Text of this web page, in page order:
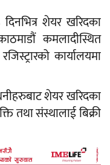
शेयर खरिदका
कमलादीस्थित
कार्यालयमा
शेयर खरिदका
तथा संस्थालाई बिक्री